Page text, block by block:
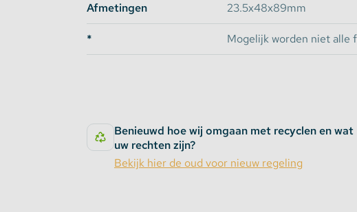
Afmetingen 23.5x48x89mm
* Mogelijk worden niet alle
Benieuwd hoe wij omgaan met recyclen en wat
uw rechten zijn?
Bekijk hier de oud voor nieuw regeling